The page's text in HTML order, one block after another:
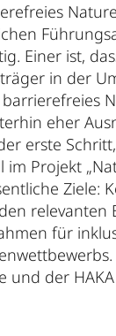
Einer ist,
in der
eher
erste
im Projekt
Ziele:
relevanten
für
und der